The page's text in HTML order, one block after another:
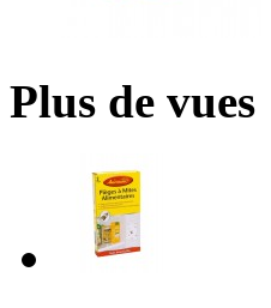
Plus de vues